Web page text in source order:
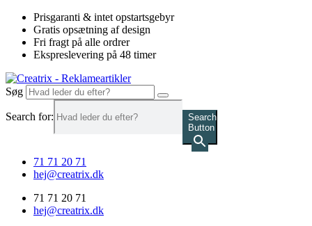
Videre
indhold
Prisgaranti & intet opstartsgebyr
Gratis opsætning af design
Fri fragt på alle ordrer
Ekspreslevering på 48 timer
Søg
Search for:
Search
Button
71 71 20 71
hej@creatrix.dk
71 71 20 71
hej@creatrix.dk